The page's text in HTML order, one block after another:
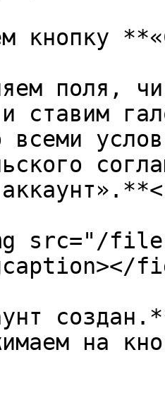
кнопку
поля,
ставим
всеми
src="/files/
на